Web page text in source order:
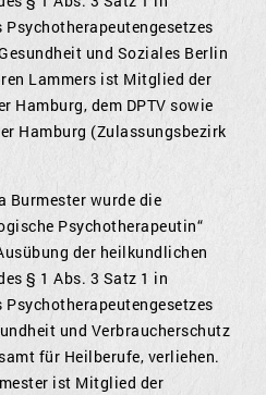
und Soziales Berlin
Lammers ist Mitglied der
Hamburg, dem DPTV sowie
Hamburg (Zulassungsbezirk
Burmester wurde die
Psychotherapeutin“
der heilkundlichen
§ 1 Abs. 3 Satz 1 in
und Verbraucherschutz
für Heilberufe, verliehen.
ist Mitglied der